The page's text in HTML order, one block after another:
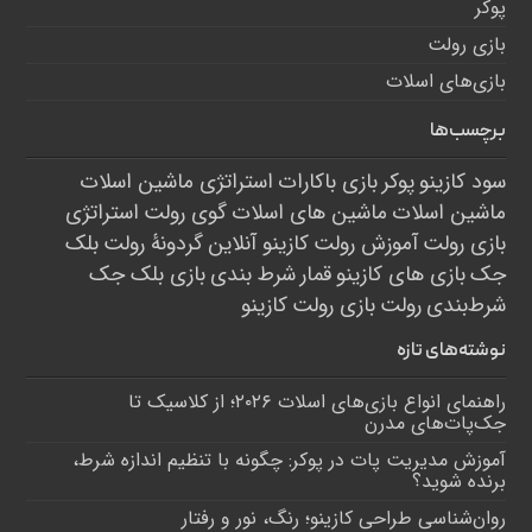
پوکر
بازی رولت
بازی‌های اسلات
برچسب‌ها
سود کازینوپوکربازی باکارات استراتژی ماشین اسلات
ماشین اسلات ماشین های اسلاتگوی رولت استراتژی
بازی رولتآموزش رولتکازینو آنلاینگردونۀ رولتبلک
جکبازی های کازینوقمارشرط بندیبازی بلک جک
شرط‌بندیرولتبازی رولتکازینو
نوشته‌های تازه
راهنمای انواع بازی‌های اسلات ۲۰۲۶؛ از کلاسیک تا
جک‌پات‌های مدرن
آموزش مدیریت پات در پوکر: چگونه با تنظیم اندازه شرط،
برنده شوید؟
روان‌شناسی طراحی کازینو؛ رنگ، نور و رفتار